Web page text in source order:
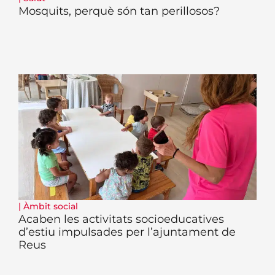
Mosquits, perquè són tan perillosos?
| Àmbit social
Acaben les activitats socioeducatives
d’estiu impulsades per l’ajuntament de
Reus